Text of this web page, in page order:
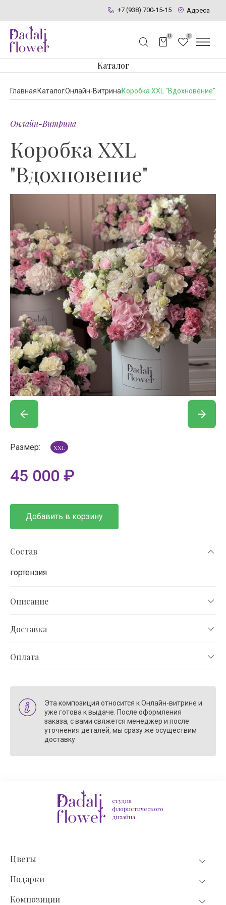
+7 (938) 700-15-15 Адреса
0 0
Каталог
Главная КаталогОнлайн-Витрина Коробка XXL "Вдохновение"
Онлайн-Витрина
Коробка XXL
"Вдохновение"
Размер: XXL
45 000 ₽
Добавить в корзину
Состав
гортензия
Описание
Доставка
Оплата
Эта композиция относится к Онлайн-витрине и
уже готова к выдаче. После оформления
заказа, с вами свяжется менеджер и после
уточнения деталей, мы сразу же осуществим
доставку
студия
флористического
дизайна
Цветы
Подарки
Композиции